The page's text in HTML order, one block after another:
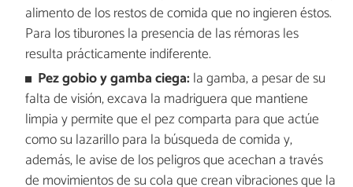
alimento de los restos de comida que no ingieren éstos.
Para los tiburones la presencia de las rémoras les
resulta prácticamente indiferente.
Pez gobio y gamba ciega: la gamba, a pesar de su
falta de visión, excava la madriguera que mantiene
limpia y permite que el pez comparta para que actúe
como su lazarillo para la búsqueda de comida y,
además, le avise de los peligros que acechan a través
de movimientos de su cola que crean vibraciones que la